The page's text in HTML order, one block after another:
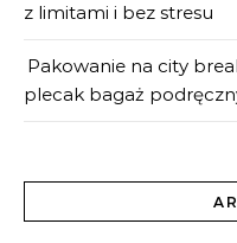
z limitami i bez stresu
Pakowanie na city
plecak bagaż